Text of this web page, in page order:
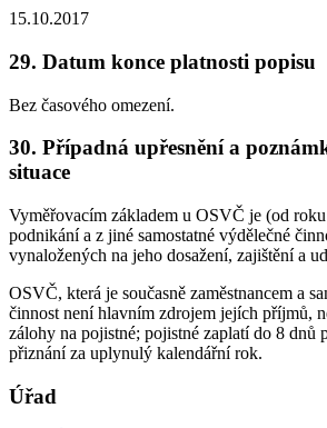
15.10.2017
29. Datum konce platnosti popisu
Bez časového omezení.
30. Případná upřesnění a
situace
Vyměřovacím základem u OSVČ je (od
podnikání a z jiné samostatné výdělečné
vynaložených na jeho dosažení, zajištění a
OSVČ, která je současně zaměstnancem a
činnost není hlavním zdrojem jejích příjmů,
zálohy na pojistné; pojistné zaplatí do 8 dnů
přiznání za uplynulý kalendářní rok.
Úřad